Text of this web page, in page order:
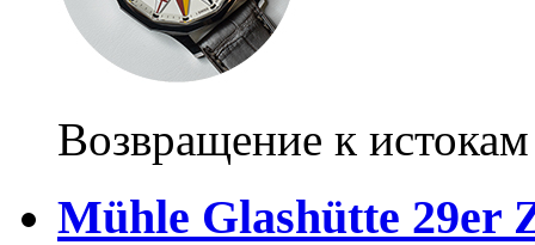
Возвращение к истокам
Mühle Glashütte 29er